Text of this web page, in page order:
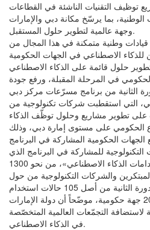
توظيف التقنيات الناشئة في القطاعات
الوطنية، بما يرسّخ مكانة دبي والإمارات
وجهة عالمية لتطوير حلول المستقبل.
وطنية متمكنة في هذا المجال من
للذكاء الاصطناعي في الجهات الحكومية
حلول قائمة على الذكاء الاصطناعي
في المرحلة المقبلة، ورفع جودة
الثانية من برنامج مسرّعات مركز دبي
التي استقطبت شركات تكنولوجية من
على تطوير مشاريع وحلول توظّف الذكاء
الحكومي على مستوى إمارة دبي، وذلك
للمشاركة في البرنامج الذي
ينظّمه «مركز دبي لاستخدامات الذكاء الاصطناعي»، من نحو 1300
والشركات التكنولوجية من حول
العالم، كما تم اختيار تحديات الدورة الثانية من أصل 105 حالات استخدام
مقترحة تقدّمت بها أكثر من 20 جهة حكومية، موضّحاً أن دولة الإمارات
التجمّعات العالمية المتخصّصة
في الذكاء الاصطناعي.